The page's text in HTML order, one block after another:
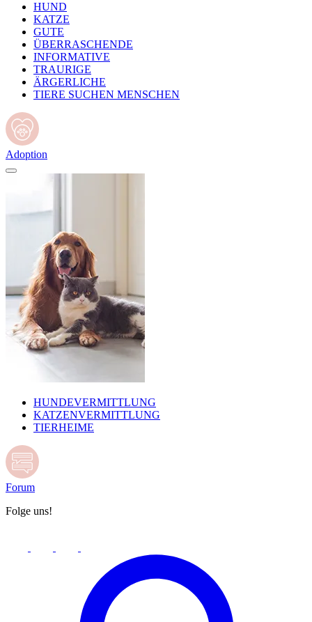
HUND
KATZE
GUTE
ÜBERRASCHENDE
INFORMATIVE
TRAURIGE
ÄRGERLICHE
TIERE SUCHEN MENSCHEN
Adoption
HUNDEVERMITTLUNG
KATZENVERMITTLUNG
TIERHEIME
Forum
Folge uns!